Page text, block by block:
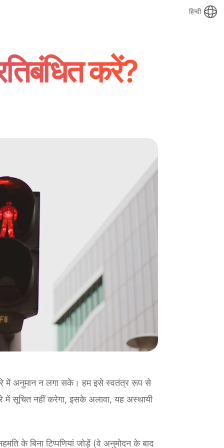
हिन्दी
करें?
में अनुमान न लगा सके। हम इसे स्वतंत्र रूप से
सूचित नहीं करेगा, इसके अलावा, यह अस्थायी
के बिना टिप्पणियां जोड़ें (वे अनुमोदन के बाद